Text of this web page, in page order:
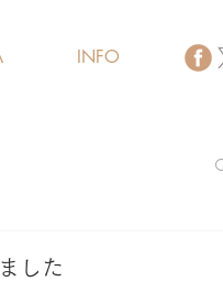
した
INFO